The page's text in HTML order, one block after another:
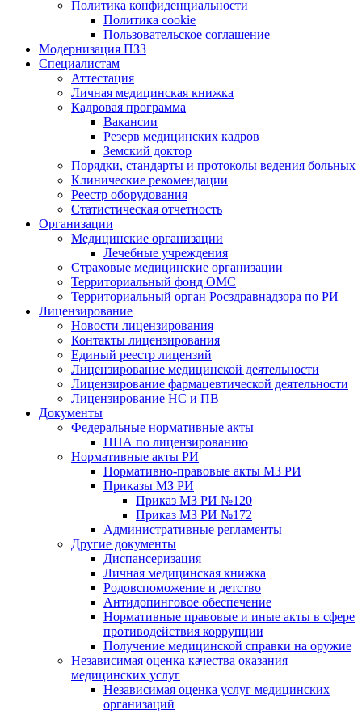
Политика конфиденциальности
Политика cookie
Пользовательское соглашение
Модернизация ПЗЗ
Специалистам
Аттестация
Личная медицинская книжка
Кадровая программа
Вакансии
Резерв медицинских кадров
Земский доктор
Порядки, стандарты и протоколы ведения больных
Клинические рекомендации
Реестр оборудования
Статистическая отчетность
Организации
Медицинские организации
Лечебные учреждения
Страховые медицинские организации
Территориальный фонд ОМС
Территориальный орган Росздравнадзора по РИ
Лицензирование
Новости лицензирования
Контакты лицензирования
Единый реестр лицензий
Лицензирование медицинской деятельности
Лицензирование фармацевтической деятельности
Лицензирование НС и ПВ
Документы
Федеральные нормативные акты
НПА по лицензированию
Нормативные акты РИ
Нормативно-правовые акты МЗ РИ
Приказы МЗ РИ
Приказ МЗ РИ №120
Приказ МЗ РИ №172
Административные регламенты
Другие документы
Диспансеризация
Личная медицинская книжка
Родовспоможение и детство
Антидопинговое обеспечение
Нормативные правовые и иные акты в сфере
противодействия коррупции
Получение медицинской справки на оружие
Независимая оценка качества оказания
медицинских услуг
Независимая оценка услуг медицинскиx
организаций